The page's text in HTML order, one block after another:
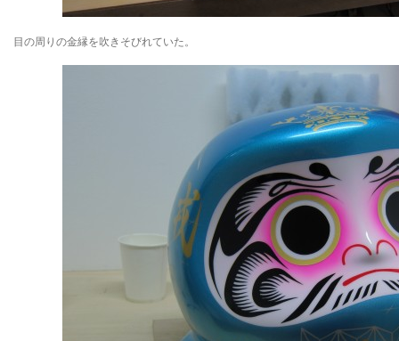
目の周りの金縁を吹きそびれていた。